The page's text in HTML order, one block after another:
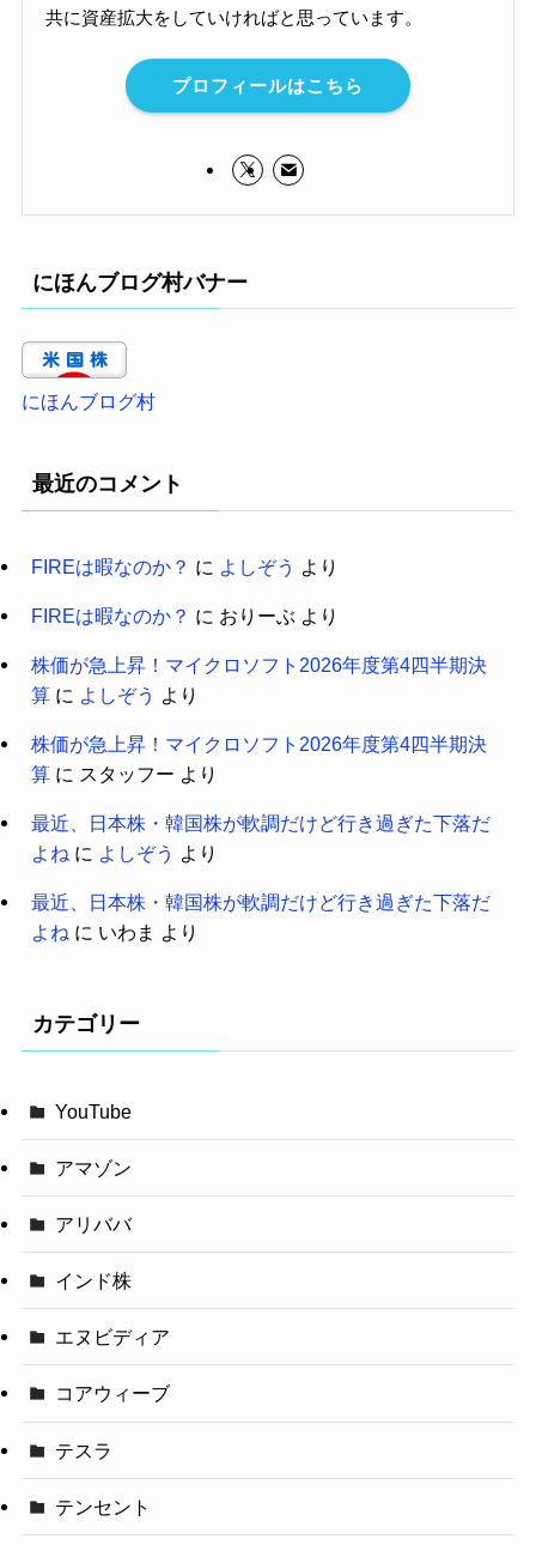
共に資産拡大をしていければと思っています。
プロフィールはこちら
にほんブログ村バナー
にほんブログ村
最近のコメント
FIREは暇なのか？ に よしぞう より
FIREは暇なのか？ に おりーぶ より
株価が急上昇！マイクロソフト2026年度第4四半期決
算に よしぞう より
株価が急上昇！マイクロソフト2026年度第4四半期決
算に スタッフー より
最近、日本株・韓国株が軟調だけど行き過ぎた下落だ
よね に よしぞう より
最近、日本株・韓国株が軟調だけど行き過ぎた下落だ
よね に いわま より
カテゴリー
YouTube
アマゾン
アリババ
インド株
エヌビディア
コアウィーブ
テスラ
テンセント